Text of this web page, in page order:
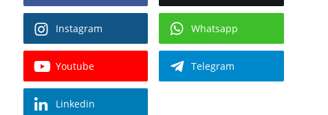
Instagram Whatsapp
Youtube Telegram
Linkedin